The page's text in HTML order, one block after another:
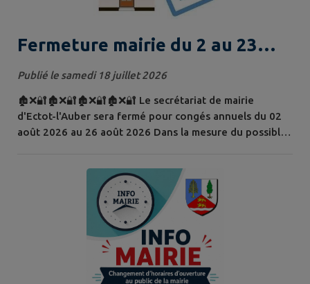
Fermeture mairie du 2 au 23
août 2026
Publié le samedi 18 juillet 2026
🏚❌🔐🏚❌🔐🏚❌🔐🏚❌🔐 Le secrétariat de mairie
d'Ectot-l'Auber sera fermé pour congés annuels du 02
août 2026 au 26 août 2026 Dans la mesure du possible,
numéro suivant : 06 86 62 34 01 🏚❌🔐🏚❌🔐🏚❌🔐🏚❌